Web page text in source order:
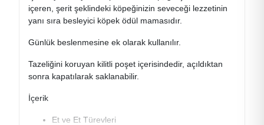
içeren, şerit şeklindeki köpeğinizin seveceği lezzetinin
yanı sıra besleyici köpek ödül mamasıdır.
Günlük beslenmesine ek olarak kullanılır.
Tazeliğini koruyan kilitli poşet içerisindedir, açıldıktan
sonra kapatılarak saklanabilir.
İçerik
Et ve Et Türevleri